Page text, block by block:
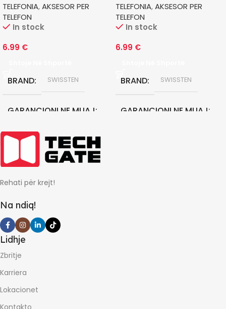
TELEFONIA,AKSESOR PER
TELEFON
In stock
6.99 €
BRAND SWISSTEN
GARANCIONI NE MUAJ
12
TELEFONIA,AKSESOR PER
TELEFON
In stock
6.99 €
BRAND SWISSTEN
GARANCIONI NE MUAJ
Rehati për krejt!
Na ndiq!
Lidhje
Zbritje
Karriera
Lokacionet